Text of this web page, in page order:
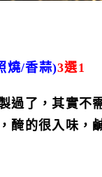
燒/香蒜)3選1
過了，其實不
醃的很入味，